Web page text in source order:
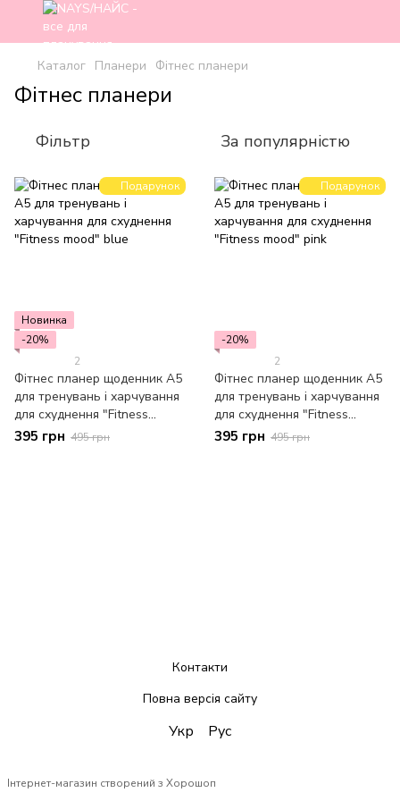
Каталог Планери Фітнес планери
Фітнес планери
Фільтр За популярністю
Подарунок
Новинка
-20%
2
Фітнес планер щоденник А5
для тренувань і харчування
для схуднення "Fitness
mood" blue
395 грн 495 грн
Подарунок
-20%
2
Фітнес планер щоденник А5
для тренувань і харчування
для схуднення "Fitness
mood" pink
395 грн 495 грн
Контакти
Повна версія сайту
Укр Рус
Інтернет-магазин створений з Хорошоп